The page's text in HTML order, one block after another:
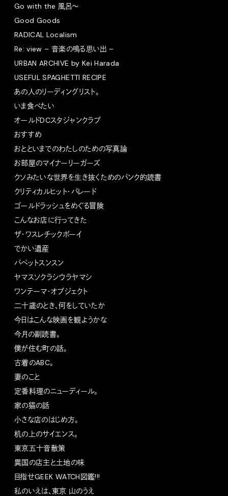
Go with the 風呂〜
Good Goods
RADICAL Localism
Re: view – 音楽の鳴る思い出 –
URBAN ARCHIVE by Kei Harada
USEFUL SPAGHETTI RECIPE
あの人のリーディングリスト。
いま食べたい
オールドDCスタジャンクラブ
おすすめ
おとといまでのわたしのための写真論
お部屋のマイナーリーガーズ
クソみたいな世界を生き抜くためのパンク的読書
クリティカルヒット・パレード
ゴールドラッシュをめぐる冒険
こんなお店に行ってきた
ザ・ワスレチックボーイ
でかい遺産
パペットスンスン
ヤマスソクラシウラヤマシ
ワンテーマ・オブジェクト
二十歳のとき、何をしていたか
今日はこんな映画を観ようかな
今月の副読書。
僕が住む町の話。
古着のABC。
妻のこと
定番料理のニューディール。
家の猫の話
小さな店のはじめ方。
机の上のサイエンス。
東京五十音散策
異国の店主と土地の味
目指せGEEK WATCH図鑑!!!
私のいえは、東京 山のうえ